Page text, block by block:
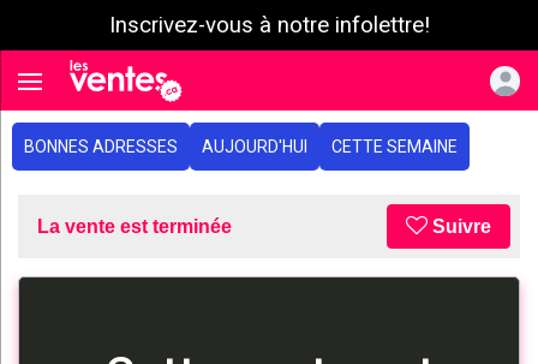
Inscrivez-vous à notre infolettre!
Toggle navigation
BONNES ADRESSES AUJOURD'HUI CETTE SEMAINE
La vente est terminée Suivre